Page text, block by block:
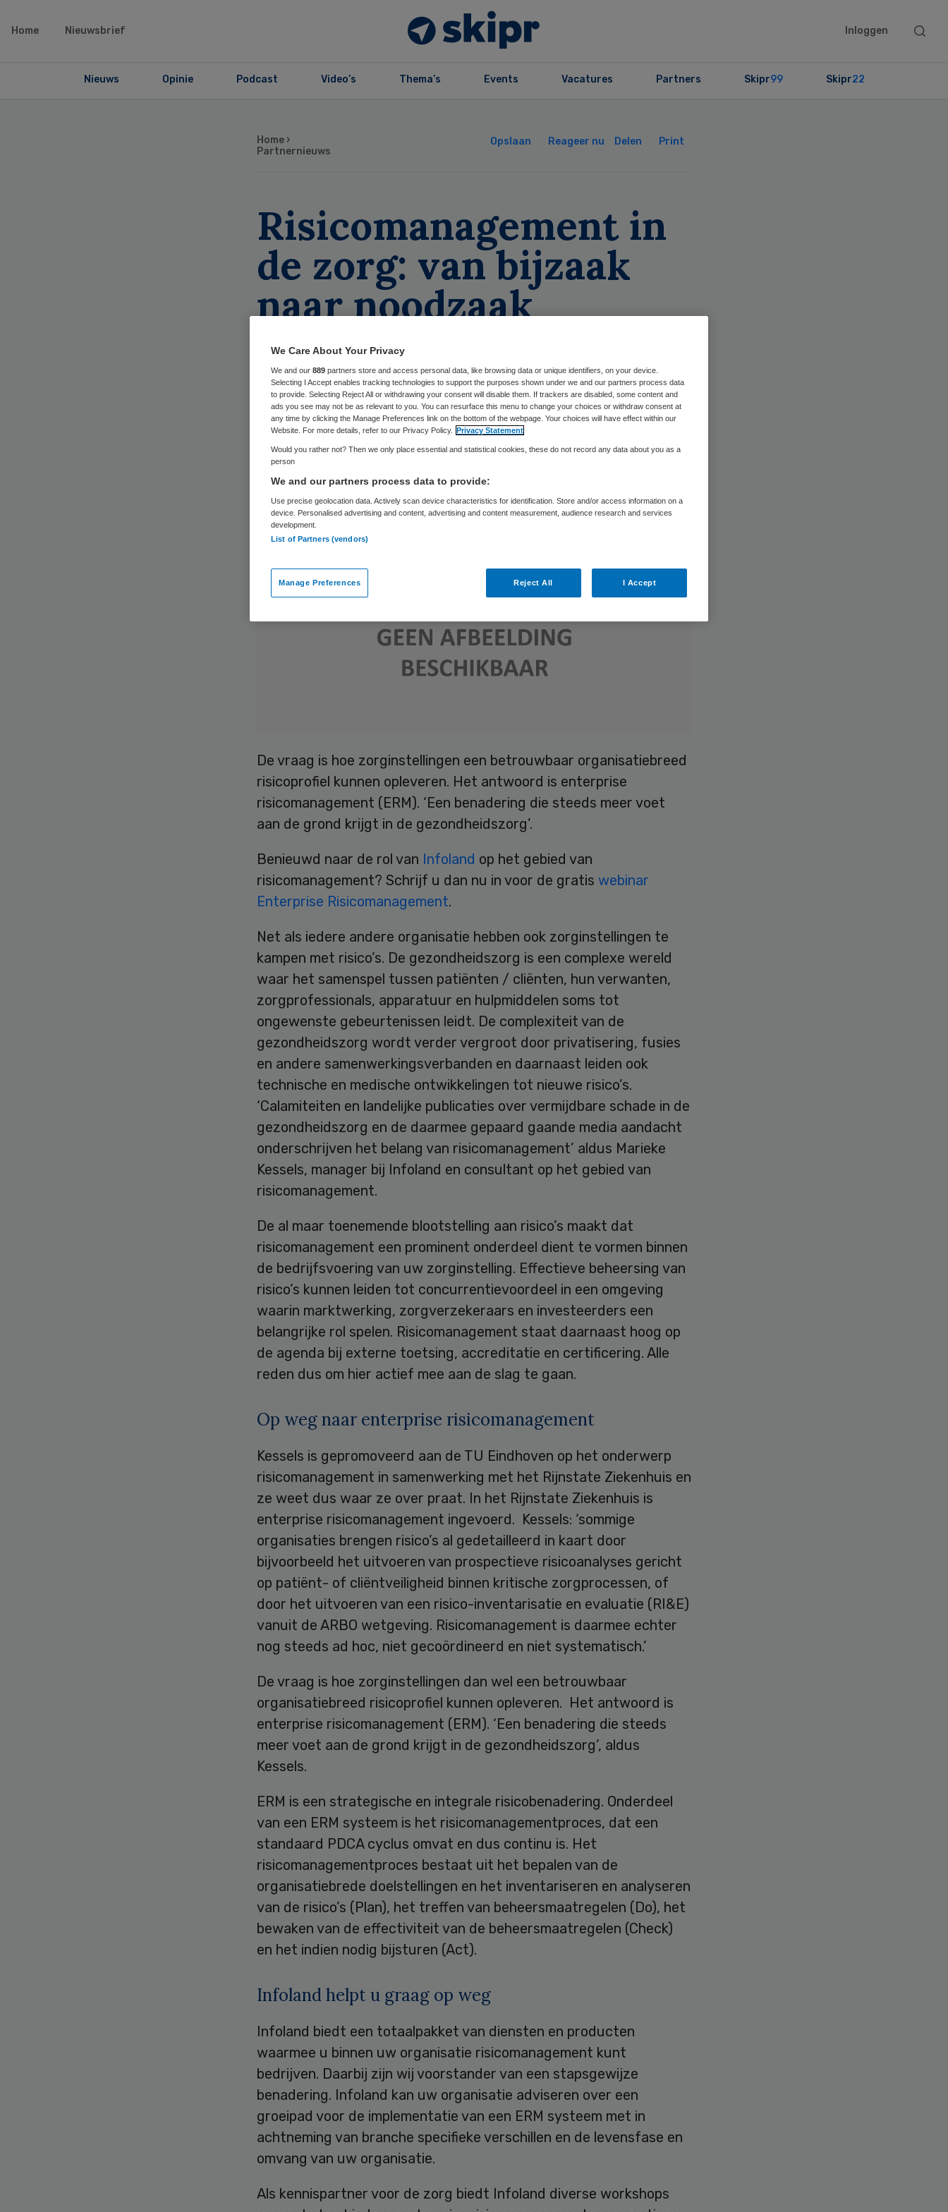
Home Nieuwsbrief Inloggen
Search
Nieuws Opinie Podcast Video’s Thema’s Events Vacatures Partners Skipr99 Skipr22
Home ›
Partnernieuws
Opslaan Reageer nu Delen Print
Risicomanagement in
de zorg: van bijzaak
naar noodzaak
Skipr Redactie 28 maart 2012,12:09 146 keer gelezen
De vraag is hoe zorginstellingen een betrouwbaar organisatiebreed
risicoprofiel kunnen opleveren. Het antwoord is enterprise
risicomanagement (ERM). ‘Een benadering die steeds meer voet
aan de grond krijgt in de gezondheidszorg’.
Benieuwd naar de rol van Infoland op het gebied van
risicomanagement? Schrijf u dan nu in voor de gratis webinar
Enterprise Risicomanagement.
Net als iedere andere organisatie hebben ook zorginstellingen te
kampen met risico’s. De gezondheidszorg is een complexe wereld
waar het samenspel tussen patiënten / cliënten, hun verwanten,
zorgprofessionals, apparatuur en hulpmiddelen soms tot
ongewenste gebeurtenissen leidt. De complexiteit van de
gezondheidszorg wordt verder vergroot door privatisering, fusies
en andere samenwerkingsverbanden en daarnaast leiden ook
technische en medische ontwikkelingen tot nieuwe risico’s.
‘Calamiteiten en landelijke publicaties over vermijdbare schade in de
gezondheidszorg en de daarmee gepaard gaande media aandacht
onderschrijven het belang van risicomanagement’ aldus Marieke
Kessels, manager bij Infoland en consultant op het gebied van
risicomanagement.
De al maar toenemende blootstelling aan risico’s maakt dat
risicomanagement een prominent onderdeel dient te vormen binnen
de bedrijfsvoering van uw zorginstelling. Effectieve beheersing van
risico’s kunnen leiden tot concurrentievoordeel in een omgeving
waarin marktwerking, zorgverzekeraars en investeerders een
belangrijke rol spelen. Risicomanagement staat daarnaast hoog op
de agenda bij externe toetsing, accreditatie en certificering. Alle
reden dus om hier actief mee aan de slag te gaan.
Op weg naar enterprise risicomanagement
Kessels is gepromoveerd aan de TU Eindhoven op het onderwerp
risicomanagement in samenwerking met het Rijnstate Ziekenhuis en
ze weet dus waar ze over praat. In het Rijnstate Ziekenhuis is
enterprise risicomanagement ingevoerd. Kessels: ‘sommige
organisaties brengen risico’s al gedetailleerd in kaart door
bijvoorbeeld het uitvoeren van prospectieve risicoanalyses gericht
op patiënt- of cliëntveiligheid binnen kritische zorgprocessen, of
door het uitvoeren van een risico-inventarisatie en evaluatie (RI&E)
vanuit de ARBO wetgeving. Risicomanagement is daarmee echter
nog steeds ad hoc, niet gecoördineerd en niet systematisch.’
De vraag is hoe zorginstellingen dan wel een betrouwbaar
organisatiebreed risicoprofiel kunnen opleveren. Het antwoord is
enterprise risicomanagement (ERM). ‘Een benadering die steeds
meer voet aan de grond krijgt in de gezondheidszorg’, aldus
Kessels.
ERM is een strategische en integrale risicobenadering. Onderdeel
van een ERM systeem is het risicomanagementproces, dat een
standaard PDCA cyclus omvat en dus continu is. Het
risicomanagementproces bestaat uit het bepalen van de
organisatiebrede doelstellingen en het inventariseren en analyseren
van de risico’s (Plan), het treffen van beheersmaatregelen (Do), het
bewaken van de effectiviteit van de beheersmaatregelen (Check)
en het indien nodig bijsturen (Act).
Infoland helpt u graag op weg
Infoland biedt een totaalpakket van diensten en producten
waarmee u binnen uw organisatie risicomanagement kunt
bedrijven. Daarbij zijn wij voorstander van een stapsgewijze
benadering. Infoland kan uw organisatie adviseren over een
groeipad voor de implementatie van een ERM systeem met in
achtneming van branche specifieke verschillen en de levensfase en
omvang van uw organisatie.
Als kennispartner voor de zorg biedt Infoland diverse workshops
We Care About Your Privacy
We and our 889 partners store and access personal data, like browsing data or unique identifiers, on your device.
Selecting I Accept enables tracking technologies to support the purposes shown under we and our partners process data
to provide. Selecting Reject All or withdrawing your consent will disable them. If trackers are disabled, some content and
ads you see may not be as relevant to you. You can resurface this menu to change your choices or withdraw consent at
any time by clicking the Manage Preferences link on the bottom of the webpage. Your choices will have effect within our
Website. For more details, refer to our Privacy Policy. Privacy Statement
Would you rather not? Then we only place essential and statistical cookies, these do not record any data about you as a
person
We and our partners process data to provide:
Use precise geolocation data. Actively scan device characteristics for identification. Store and/or access information on a
device. Personalised advertising and content, advertising and content measurement, audience research and services
development.
List of Partners (vendors)
Manage Preferences Reject All I Accept